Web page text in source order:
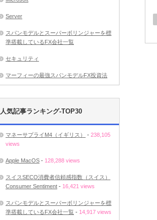
Server
スパンモデルとスーパーボリンジャーを標
準搭載しているFX会社一覧
セキュリティ
マーフィーの最強スパンモデルFX投資法
人気記事ランキング-TOP30
マネーサプライM4（イギリス） - 238,105
views
Apple MacOS - 128,288 views
スイスSECO消費者信頼感指数（スイス）
Consumer Sentiment - 16,421 views
スパンモデルとスーパーボリンジャーを標
準搭載しているFX会社一覧 - 14,917 views